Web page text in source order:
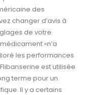
des
changer d’avis à
de votre
«n’a
les performances
est utilisée
terme pour un
Il y a certains